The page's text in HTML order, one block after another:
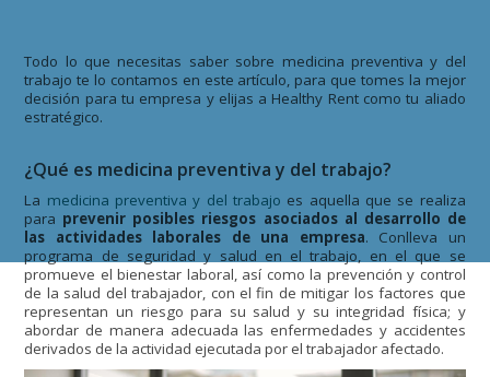
Todo lo que necesitas saber sobre medicina preventiva y del
trabajo te lo contamos en este artículo, para que tomes la mejor
decisión para tu empresa y elijas a Healthy Rent como tu aliado
estratégico.
¿Qué es medicina preventiva y del trabajo?
La medicina preventiva y del trabajo es aquella que se realiza
para prevenir posibles riesgos asociados al desarrollo de
las actividades laborales de una empresa. Conlleva un
programa de seguridad y salud en el trabajo, en el que se
promueve el bienestar laboral, así como la prevención y control
de la salud del trabajador, con el fin de mitigar los factores que
representan un riesgo para su salud y su integridad física; y
abordar de manera adecuada las enfermedades y accidentes
derivados de la actividad ejecutada por el trabajador afectado.